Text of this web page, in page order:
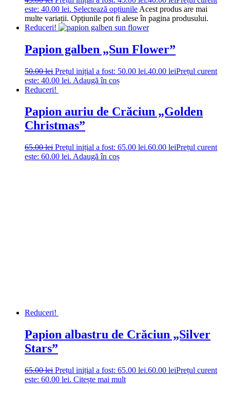
este: 40.00 lei. Selectează opțiunileAcest produs are mai
multe variații. Opțiunile pot fi alese în pagina produsului.
Reduceri!
Papion galben „Sun Flower”
50.00lei Prețul inițial a fost: 50.00 lei.40.00 leiPrețul curent
este: 40.00 lei. Adaugă în coș
Reduceri!
Papion auriu de Crăciun „Golden
Christmas”
65.00lei Prețul inițial a fost: 65.00 lei.60.00 leiPrețul curent
este: 60.00 lei. Adaugă în coș
Reduceri!
Papion albastru de Crăciun „Silver
Stars”
65.00lei Prețul inițial a fost: 65.00 lei.60.00 leiPrețul curent
este: 60.00 lei. Citește mai mult